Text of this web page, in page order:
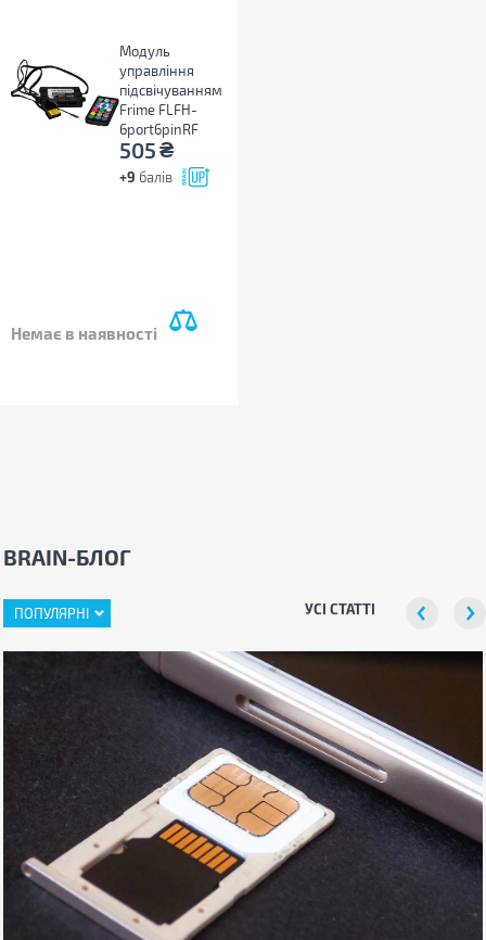
Модуль
управління
підсвічуванням
Frime FLFH-
6port6pinRF
505₴
+9 балів
Немає в наявності
BRAIN-БЛОГ
ПОПУЛЯРНІ УСІ СТАТТІ